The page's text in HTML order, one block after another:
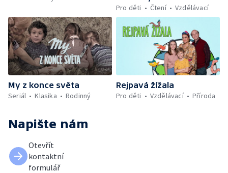
Pro děti
Čtení Vzdělávací
My z konce světa
Seriál
Klasika Rodinný
Rejpavá žížala
Pro děti
Vzdělávací Příroda
Napište nám
Otevřít
kontaktní
formulář